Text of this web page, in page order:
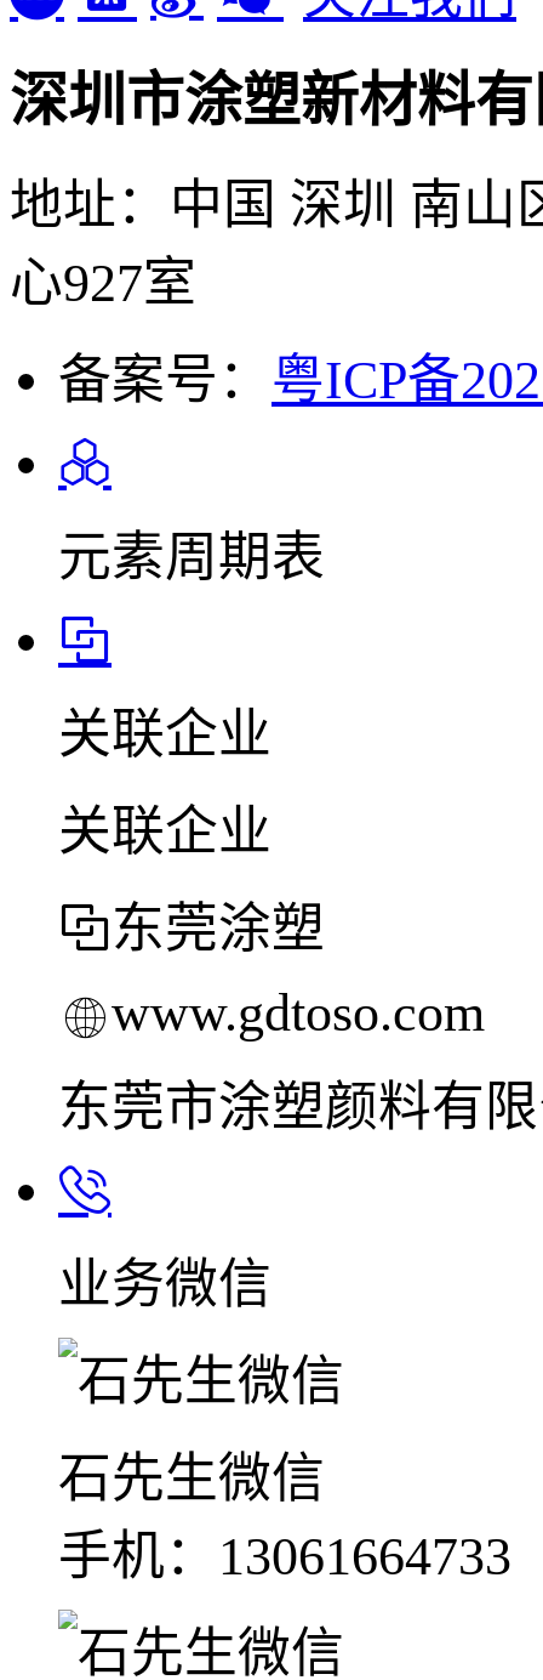
深圳市涂塑新材料
地址：中国 深圳 南山
心927室
备案号： 粤ICP备
元素周期表
关联企业
关联企业
东莞涂塑
www.gdtoso.com
东莞市涂塑颜料有
业务微信
石先生微信
手机：13061664733